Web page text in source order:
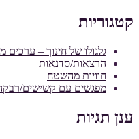
קטגוריות
גלגולו של חינוך – ערכים
הרצאות/סדנאות
חוויות מהשטח
מפגשים עם קשישים/
ענן תגיות